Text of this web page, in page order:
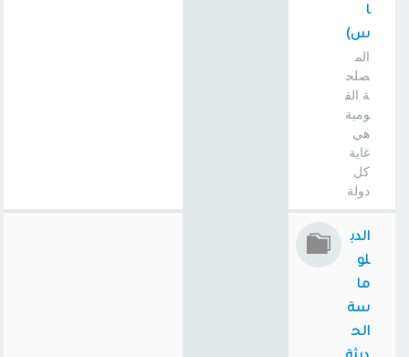
ا
س)
الم
صلح
ة الق
ومية
هي
غاية
كل
دولة
الدب
لو
ما
سة
الح